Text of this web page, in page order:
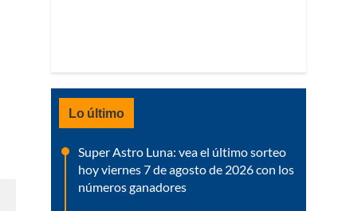
Lo último
Super Astro Luna: vea el último sorteo
hoy viernes 7 de agosto de 2026 con los
números ganadores